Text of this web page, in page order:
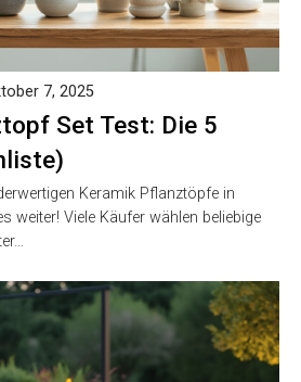
Set Test: Die 5
7, 2025
Keramik Pflanztöpfe in
weiter! Viele Käufer wählen beliebige